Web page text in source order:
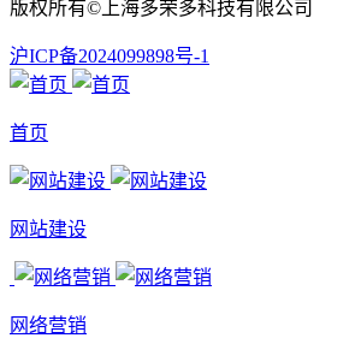
版权所有©上海多荣多科技有限公司
沪ICP备2024099898号-1
首页
网站建设
网络营销